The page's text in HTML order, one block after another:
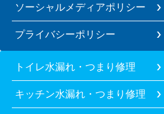
ソーシャルメディアポリシー
プライバシーポリシー
トイレ水漏れ・つまり修理
キッチン水漏れ・つまり修理